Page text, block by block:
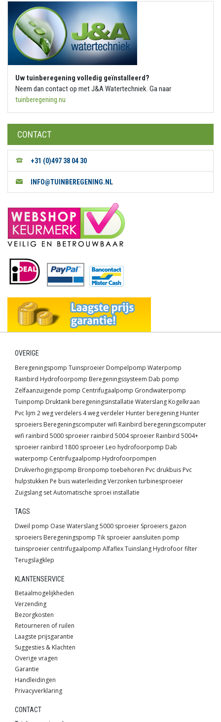
Uw tuinberegening volledig geïnstalleerd?
Neem dan contact op met J&A Watertechniek. Ga naar
tuinberegening.nu
CONTACT
+31 (0)497 38 04 30
INFO@TUINBEREGENING.NL
OVERIGE
Beregeningspomp Tuinsproeier Dompelpomp Waterpomp
Rainbird Hydrofoorpomp Beregeningssysteem Dab pomp
Zelfaanzuigende pomp Centrifugaalpomp Grondwaterpomp
Tuinpomp Druktank beregeningsinstallatie Waterslang Kogelkraan
Pvc lijm 2 weg verdelers 4 weg verdeler Hunter beregening Hunter
sproeiers Beregeningscomputer wifi Rainbird beregeningscomputer
wifi rainbird 5000 sproeier rainbird 5004 sproeier Rainbird 5004+
sproeier rainbird 1800 sproeier Leo hydrofoorpomp Dab
waterpomp Centrifugaalpomp Hydrofoorpompen
Drukverhogingspomp Bronpomp toebehoren Pvc drukbuis Pvc
hulpstukken Pe buis waterleidingVerzonken turbinesproeier
Zuigslang setAutomatische sproei installatie
TAGS
Dweil pomp Oase Waterslang5000 sproeier Sproeiers gazon
sproeiers Beregeningspomp Tik sproeier aansluiten pomp
tuinsproeier centrifugaalpomp AlfaflexTuinslang Hydrofoorfilter
Terugslagklep
KLANTENSERVICE
Betaalmogelijkheden
Verzending
Bezorgkosten
Retourneren of ruilen
Laagste prijsgarantie
Suggesties & Klachten
Overige vragen
Garantie
Handleidingen
Privacyverklaring
CONTACT